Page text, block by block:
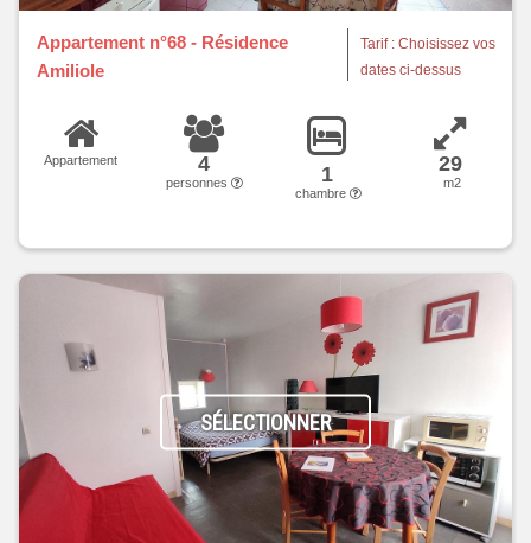
Appartement n°68 - Résidence
Amiliole
Tarif : Choisissez vos
dates ci-dessus
Appartement 4
personnes 1
chambre
29
m2
SÉLECTIONNER